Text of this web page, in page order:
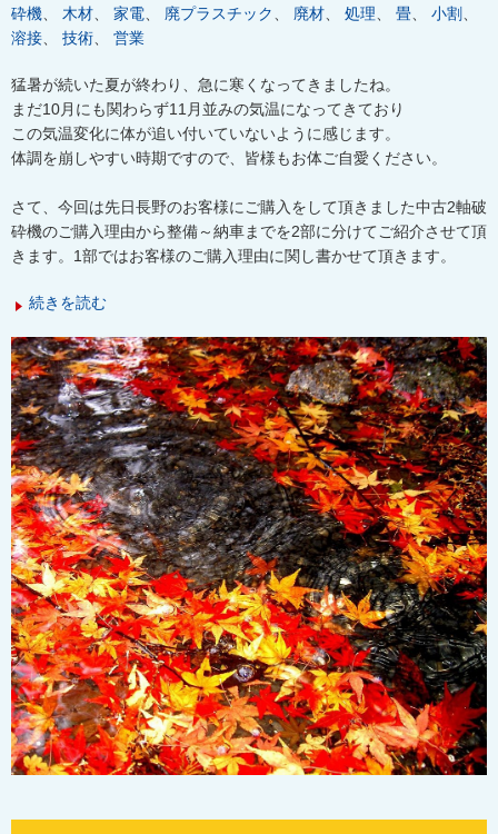
砕機
木材 家電 廃プラスチック 廃材 処理 畳 小割
溶接
技術 営業
猛暑が続いた夏が終わり、急に寒くなってきましたね。
まだ10月にも関わらず11月並みの気温になってきており
この気温変化に体が追い付いていないように感じます。
体調を崩しやすい時期ですので、皆様もお体ご自愛ください。
さて、今回は先日長野のお客様にご購入をして頂きました中古2軸破
砕機のご購入理由から整備～納車までを2部に分けてご紹介させて頂
きます。1部ではお客様のご購入理由に関し書かせて頂きます。
続きを読む